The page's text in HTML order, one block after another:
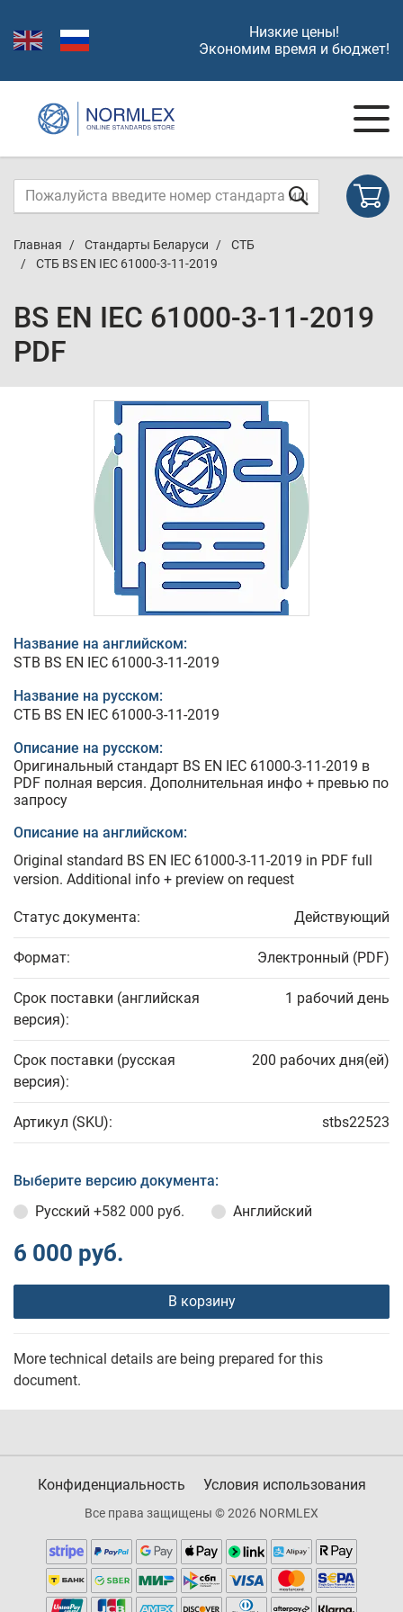
Низкие цены!
Экономим время и бюджет!
Главная Стандарты Беларуси
СТБ
СТБ BS EN IEC 61000-3-11-2019
BS EN IEC 61000-3-11-2019
PDF
Название на английском:
STB BS EN IEC 61000-3-11-2019
Название на русском:
СТБ BS EN IEC 61000-3-11-2019
Описание на русском:
Оригинальный стандарт BS EN IEC 61000-3-11-2019 в
PDF полная версия. Дополнительная инфо + превью по
запросу
Описание на английском:
Original standard BS EN IEC 61000-3-11-2019 in PDF full
version. Additional info + preview on request
Статус документа: Действующий
Формат: Электронный (PDF)
Срок поставки (английская
версия):
1 рабочий день
Срок поставки (русская
версия):
200 рабочих дня(ей)
Артикул (SKU): stbs22523
Выберите версию документа:
Русский +582 000 руб. Английский
6 000 руб.
В корзину
More technical details are being prepared for this
document.
Конфиденциальность Условия использования
Все права защищены © 2026 NORMLEX